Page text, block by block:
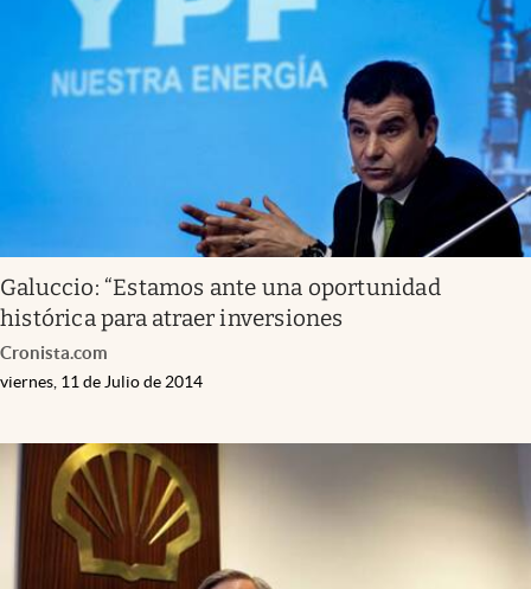
Galuccio: “Estamos ante una oportunidad
histórica para atraer inversiones
Cronista.com
viernes, 11 de Julio de 2014